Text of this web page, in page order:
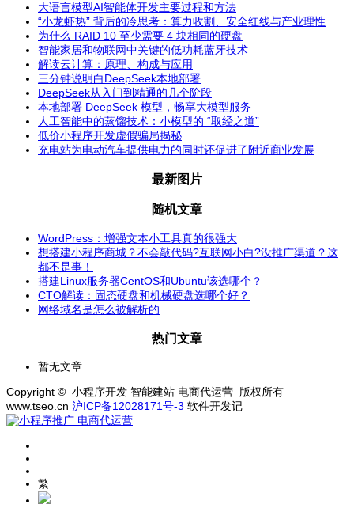
大语言模型AI智能体开发主要过程和方法
“小龙虾热” 背后的冷思考：算力收割、安全红线与产业理性
为什么 RAID 10 至少需要 4 块相同的硬盘
智能家居和物联网中关键的低功耗蓝牙技术
解读云计算：原理、构成与应用
三分钟说明白DeepSeek本地部署
DeepSeek从入门到精通的几个阶段
本地部署 DeepSeek 模型，畅享大模型服务
人工智能中的蒸馏技术：小模型的 “取经之道”
低价小程序开发虚假骗局揭秘
充电站为电动汽车提供电力的同时还促进了附近商业发展
最新图片
随机文章
WordPress：增强文本小工具真的很强大
想搭建小程序商城？不会敲代码?互联网小白?没推广渠道？这
都不是事！
搭建Linux服务器CentOS和Ubuntu该选哪个？
CTO解读：固态硬盘和机械硬盘选哪个好？
网络域名是怎么被解析的
热门文章
暂无文章
Copyright © 小程序开发 智能建站 电商代运营 版权所有
www.tseo.cn 沪ICP备12028171号-3 软件开发记
繁